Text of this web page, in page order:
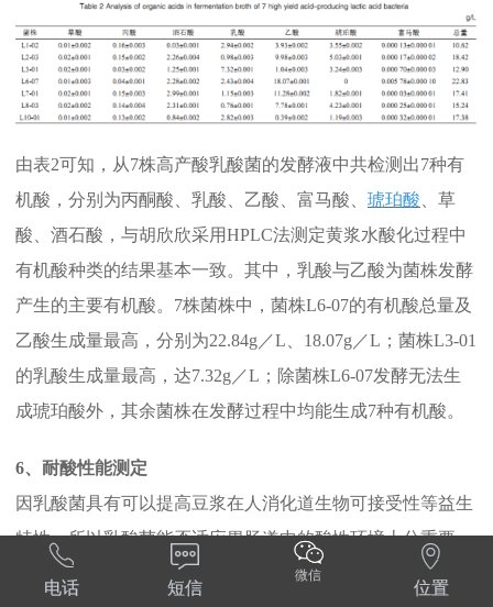
由表2可知，从7株高产酸乳酸菌的发酵液中共检测出7种有
机酸，分别为丙酮酸、乳酸、乙酸、富马酸、 琥珀酸 、草
酸、酒石酸，与胡欣欣采用HPLC法测定黄浆水酸化过程中
有机酸种类的结果基本一致。其中，乳酸与乙酸为菌株发酵
产生的主要有机酸。7株菌株中，菌株L6-07的有机酸总量及
乙酸生成量最高，分别为22.84g／L、18.07g／L；菌株L3-01
的乳酸生成量最高，达7.32g／L；除菌株L6-07发酵无法生
成琥珀酸外，其余菌株在发酵过程中均能生成7种有机酸。
6、耐酸性能测定
因乳酸菌具有可以提高豆浆在人消化道生物可接受性等益生
特性，所以乳酸菌能否适应胃肠道中的酸性环境十分重要。
对7株高产酸乳酸菌的耐酸性进行测定，结果见图5。

电话

短信
微信

位置